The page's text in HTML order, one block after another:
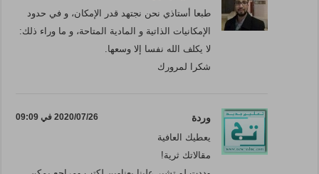
طبعا أستاذي نحن نجتهد قدر الإمكان، و في حدود
الإمكانيات الذاتية و المادية المتاحة، و ما وراء ذلك:
لا يكلف الله نفسا إلا وسعها.
شكرا لمرورك
وردة 2020/07/26 في 09:09
يعطيك العافية
مقالاتك ثرية!